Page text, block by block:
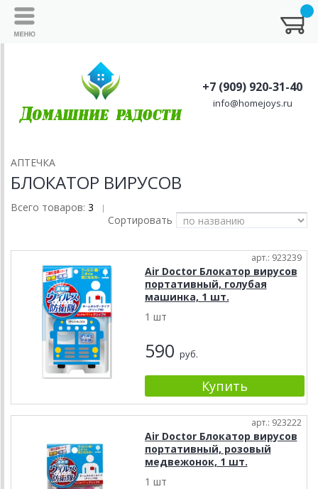
+7 (909) 920-31-40
info@homejoys.ru
АПТЕЧКА
БЛОКАТОР ВИРУСОВ
Всего товаров: 3 |
Сортировать
арт.: 923239
Air Doctor Блокатор вирусов
портативный, голубая
машинка, 1 шт.
1 шт
590 руб.
арт.: 923222
Air Doctor Блокатор вирусов
портативный, розовый
медвежонок, 1 шт.
1 шт